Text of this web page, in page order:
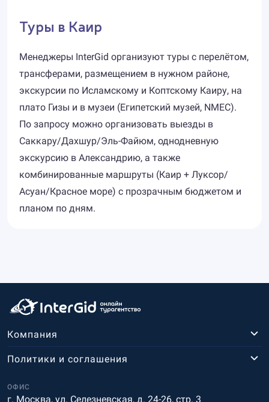
Туры в Каир
Менеджеры InterGid организуют туры с перелётом,
трансферами, размещением в нужном районе,
экскурсии по Исламскому и Коптскому Каиру, на
плато Гизы и в музеи (Египетский музей, NMEC).
По запросу можно организовать выезды в
Саккару/Дахшур/Эль-Файюм, однодневную
экскурсию в Александрию, а также
комбинированные маршруты (Каир + Луксор/
Асуан/Красное море) с прозрачным бюджетом и
планом по дням.
Компания
ОФИС
г. Москва, ул. Селезневская, д. 24-26, стр. 3
Политики и соглашения